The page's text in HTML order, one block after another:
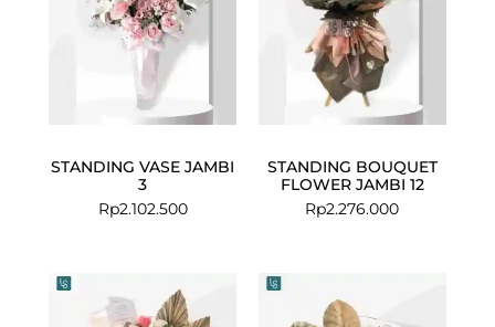
STANDING VASE JAMBI
3
Rp2.102.500
STANDING BOUQUET
FLOWER JAMBI 12
Rp2.276.000